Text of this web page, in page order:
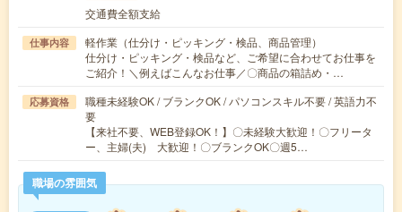
交通費全額支給
仕事内容
軽作業（仕分け・ピッキング・検品、商品管理）
仕分け・ピッキング・検品など、ご希望に合わせてお仕事を
ご紹介！＼例えばこんなお仕事／〇商品の箱詰め・…
応募資格
職種未経験OK / ブランクOK / パソコンスキル不要 / 英語力不
要
【来社不要、WEB登録OK！】〇未経験大歓迎！〇フリータ
ー、主婦(夫) 大歓迎！〇ブランクOK〇週5…
職場の雰囲気